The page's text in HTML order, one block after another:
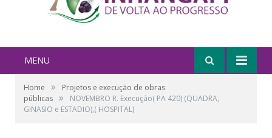
MENU
Home »
Projetos e execução de obras
públicas »
NOVEMBRO R. Execução( PA 420) (QUADRA,
GINASIO e ESTADIO),( HOSPITAL)